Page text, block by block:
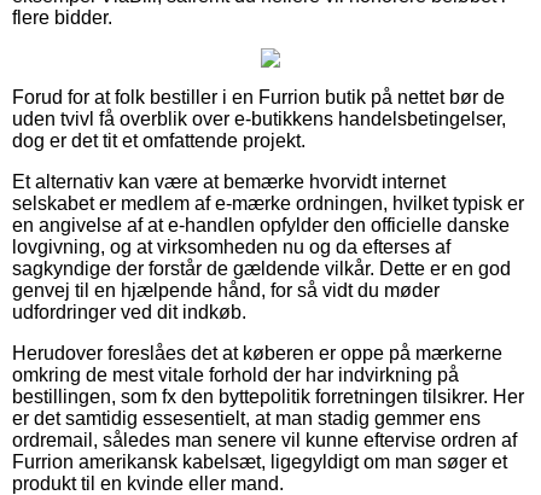
flere bidder.
Forud for at folk bestiller i en Furrion butik på nettet bør de
uden tvivl få overblik over e-butikkens handelsbetingelser,
dog er det tit et omfattende projekt.
Et alternativ kan være at bemærke hvorvidt internet
selskabet er medlem af e-mærke ordningen, hvilket typisk er
en angivelse af at e-handlen opfylder den officielle danske
lovgivning, og at virksomheden nu og da efterses af
sagkyndige der forstår de gældende vilkår. Dette er en god
genvej til en hjælpende hånd, for så vidt du møder
udfordringer ved dit indkøb.
Herudover foreslåes det at køberen er oppe på mærkerne
omkring de mest vitale forhold der har indvirkning på
bestillingen, som fx den byttepolitik forretningen tilsikrer. Her
er det samtidig essesentielt, at man stadig gemmer ens
ordremail, således man senere vil kunne eftervise ordren af
Furrion amerikansk kabelsæt, ligegyldigt om man søger et
produkt til en kvinde eller mand.